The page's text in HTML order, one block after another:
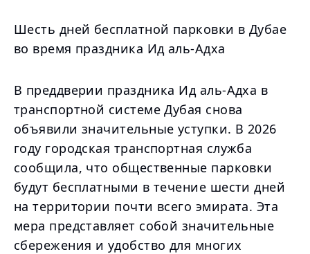
Шесть дней бесплатной парковки в Дубае
во время праздника Ид аль-Адха
В преддверии праздника Ид аль-Адха в
транспортной системе Дубая снова
объявили значительные уступки. В 2026
году городская транспортная служба
сообщила, что общественные парковки
будут бесплатными в течение шести дней
на территории почти всего эмирата. Эта
мера представляет собой значительные
сбережения и удобство для многих